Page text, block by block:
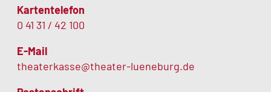
Kartentelefon
0 41 31 / 42 100
E-Mail
theaterkasse@theater-lueneburg.de